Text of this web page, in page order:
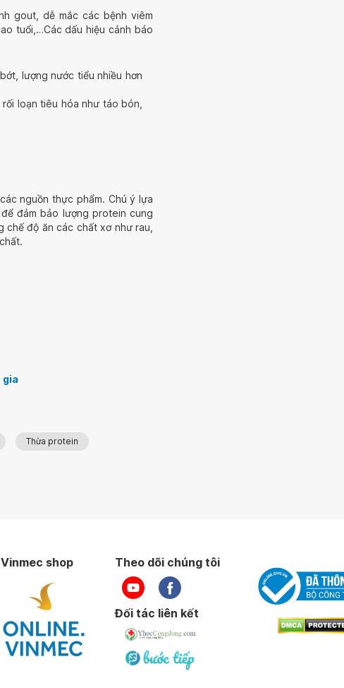
gout, dễ mắc các bệnh viêm
tuổi,…Các dấu hiệu cảnh báo
lượng nước tiểu nhiều hơn
loạn tiêu hóa như táo bón,
nguồn thực phẩm. Chú ý lựa
đảm bảo lượng protein cung
độ ăn các chất xơ như rau,
gia
Thừa protein
Vinmec shop Theo dõi chúng tôi
Đối tác liên kết